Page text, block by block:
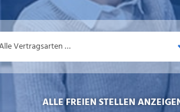
ALLE FREIEN STELLEN